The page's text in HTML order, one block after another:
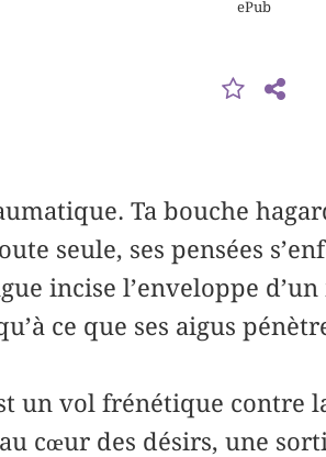
ePub
Ta bouche
seule, ses pensées
incise l’enveloppe
ce que ses aigus
un vol frénétique contre
cœur des désirs, une